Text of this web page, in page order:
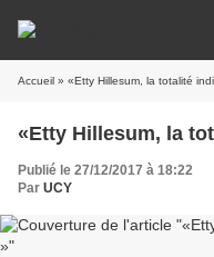
Accueil » «Etty Hillesum, la totalité
«Etty Hillesum, la
Publié le 27/12/2017 à 18:22
Par UCY